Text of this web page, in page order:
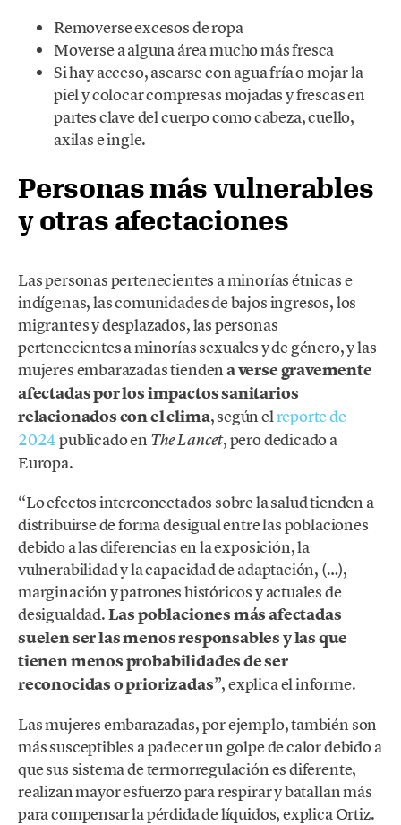
Removerse excesos de ropa
Moverse a alguna área mucho más fresca
Si hay acceso, asearse con agua fría o mojar la
piel y colocar compresas mojadas y frescas en
partes clave del cuerpo como cabeza, cuello,
axilas e ingle.
Personas más vulnerables
y otras afectaciones
Las personas pertenecientes a minorías étnicas e
indígenas, las comunidades de bajos ingresos, los
migrantes y desplazados, las personas
pertenecientes a minorías sexuales y de género, y las
mujeres embarazadas tienden a verse gravemente
afectadas por los impactos sanitarios
relacionados con el clima, según elreporte de
2024publicado en The Lancet, pero dedicado a
Europa.
“Lo efectos interconectados sobre la salud tienden a
distribuirse de forma desigual entre las poblaciones
debido a las diferencias en la exposición, la
vulnerabilidad y la capacidad de adaptación, (…),
marginación y patrones históricos y actuales de
desigualdad.Las poblaciones más afectadas
suelen ser las menos responsables y las que
tienen menos probabilidades de ser
reconocidas o priorizadas”, explica el informe.
Las mujeres embarazadas, por ejemplo, también son
más susceptibles a padecer un golpe de calor debido a
que sus sistema de termorregulación es diferente,
realizan mayor esfuerzo para respirar y batallan más
para compensar la pérdida de líquidos, explica Ortiz.